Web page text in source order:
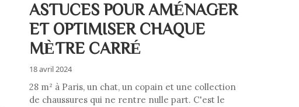
ASTUCES POUR AMÉNAGER
ET OPTIMISER CHAQUE
MÈTRE CARRÉ
18 avril 2024
28 m² à Paris, un chat, un copain et une collection
de chaussures qui ne rentre nulle part. C'est le